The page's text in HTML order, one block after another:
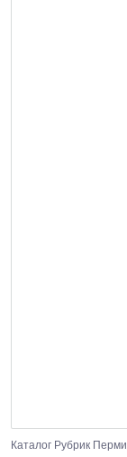
Каталог Рубрик Перми